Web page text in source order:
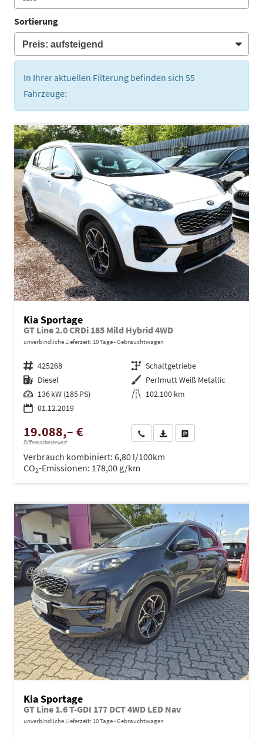
Sortierung
In Ihrer aktuellen Filterung befinden sich 55
Fahrzeuge:
Kia Sportage
GT Line 2.0 CRDi 185 Mild Hybrid 4WD
unverbindliche Lieferzeit: 10 Tage Gebrauchtwagen
Fahrzeugnr. 425268 Getriebe Schaltgetriebe
Kraftstoff Diesel Außenfarbe Perlmutt Weiß Metallic
Leistung 136 kW (185 PS) Kilometerstand 102.100 km
01.12.2019
19.088,– €
Differenzbesteuert
Wir rufen Sie anPDF-Datei, Fahrzeugexposé
Verbrauch kombiniert: 6,80 l/100km
CO2-Emissionen: 178,00 g/km
Kia Sportage
GT Line 1.6 T-GDI 177 DCT 4WD LED Nav
unverbindliche Lieferzeit: 10 Tage Gebrauchtwagen